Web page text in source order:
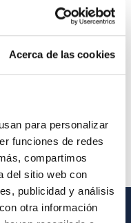
Acerca de las cookies
para personalizar
funciones de redes
compartimos
del sitio web con
publicidad y análisis
otra información